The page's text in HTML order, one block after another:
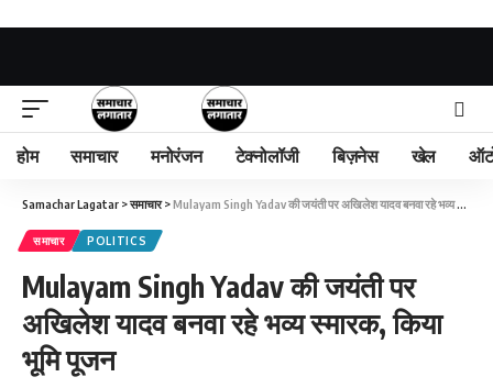
होम समाचार मनोरंजन टेक्नोलॉजी बिज़नेस खेल
Samachar Lagatar >समाचार>Mulayam Singh Yadav की जयंती पर अखिलेश यादव बनवा रहे भव्य स्मारक, किया भूमि पूजन
समाचार POLITICS
Mulayam Singh Yadav की जयंती पर
अखिलेश यादव बनवा रहे भव्य स्मारक, किया
भूमि पूजन